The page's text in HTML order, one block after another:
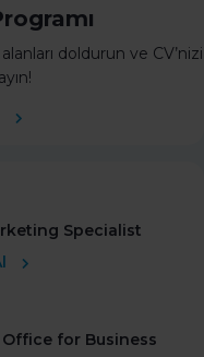
doldurun ve CV’nizi
Specialist
for Business